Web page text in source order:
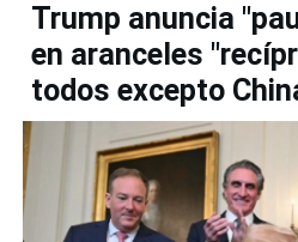
Trump anuncia
en aranceles
todos excepto